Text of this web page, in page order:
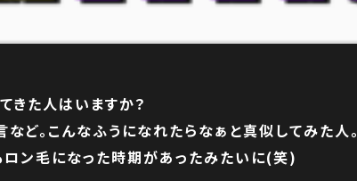
きた人はいますか？
ど。こんなふうになれたらなぁと真似してみた人。
ン毛になった時期があったみたいに(笑)